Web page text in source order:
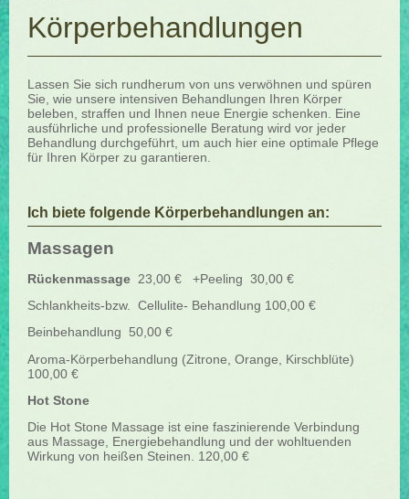
Körperbehandlungen
Lassen Sie sich rundherum von uns verwöhnen und spüren
Sie, wie unsere intensiven Behandlungen Ihren Körper
beleben, straffen und Ihnen neue Energie schenken. Eine
ausführliche und professionelle Beratung wird vor jeder
Behandlung durchgeführt, um auch hier eine optimale Pflege
für Ihren Körper zu garantieren.
Ich biete folgende Körperbehandlungen an:
Massagen
Rückenmassage 23,00 € +Peeling 30,00 €
Schlankheits-bzw. Cellulite- Behandlung 100,00 €
Beinbehandlung 50,00 €
Aroma-Körperbehandlung (Zitrone, Orange, Kirschblüte)
100,00 €
Hot Stone
Die Hot Stone Massage ist eine faszinierende Verbindung
aus Massage, Energiebehandlung und der wohltuenden
Wirkung von heißen Steinen. 120,00 €